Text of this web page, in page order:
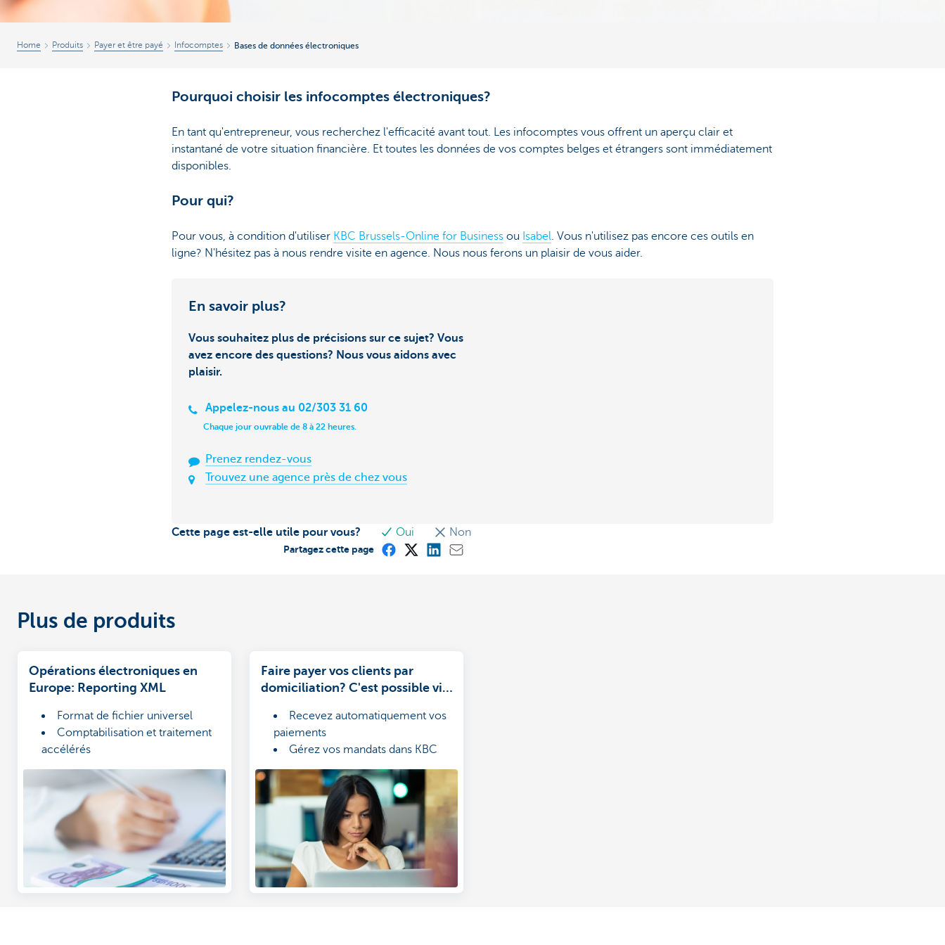
Home Produits Payer et être payé Infocomptes Bases de données électroniques
Pourquoi choisir les infocomptes électroniques?
En tant qu'entrepreneur, vous recherchez l'efficacité avant tout. Les infocomptes vous offrent un aperçu clair et
instantané de votre situation financière. Et toutes les données de vos comptes belges et étrangers sont immédiatement
disponibles.
Pour qui?
Pour vous, à condition d'utiliser KBC Brussels-Online for Business ou Isabel. Vous n'utilisez pas encore ces outils en
ligne? N'hésitez pas à nous rendre visite en agence. Nous nous ferons un plaisir de vous aider.
En savoir plus?
Vous souhaitez plus de précisions sur ce sujet? Vous
avez encore des questions? Nous vous aidons avec
plaisir.
Appelez-nous au 02/303 31 60
Chaque jour ouvrable de 8 à 22 heures.
Prenez rendez-vous
Trouvez une agence près de chez vous
Cette page est-elle utile pour vous? Oui Non
Partagez cette page
Plus de produits
Opérations électroniques en
Europe: Reporting XML
Format de fichier universel
Comptabilisation et traitement
accélérés
Conseils compris
Faire payer vos clients par
domiciliation? C'est possible via
Business.Recevez automatiquement vos
paiements
Gérez vos mandats dans KBC
Brussels-Online for Business
Créez facilement vos fichiers
d'encaissements